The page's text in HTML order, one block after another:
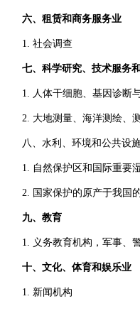
六、租赁和商务服务业
1. 社会调查
七、科学研究、技术服务
1. 人体干细胞、基因诊断
2. 大地测量、海洋测绘、
八、水利、环境和公共设
1. 自然保护区和国际重要
2. 国家保护的原产于我国
九、教育
1. 义务教育机构，军事、
十、文化、体育和娱乐业
1. 新闻机构